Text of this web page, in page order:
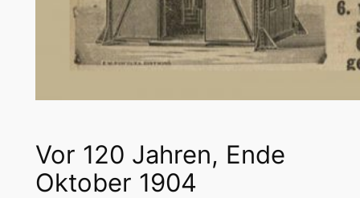
Vor 120 Jahren, Ende
Oktober 1904